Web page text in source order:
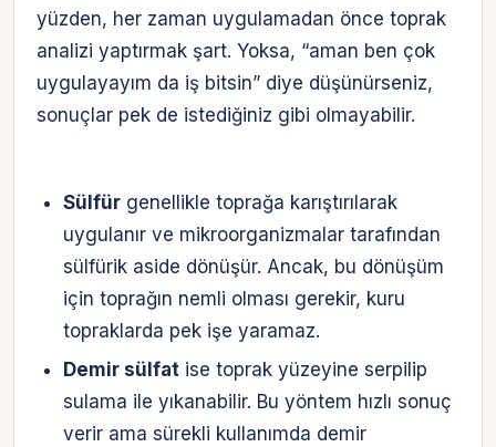
yüzden, her zaman uygulamadan önce toprak
analizi yaptırmak şart. Yoksa, “aman ben çok
uygulayayım da iş bitsin” diye düşünürseniz,
sonuçlar pek de istediğiniz gibi olmayabilir.
Sülfürgenellikle toprağa karıştırılarak
uygulanır ve mikroorganizmalar tarafından
sülfürik aside dönüşür. Ancak, bu dönüşüm
için toprağın nemli olması gerekir, kuru
topraklarda pek işe yaramaz.
Demir sülfatise toprak yüzeyine serpilip
sulama ile yıkanabilir. Bu yöntem hızlı sonuç
verir ama sürekli kullanımda demir